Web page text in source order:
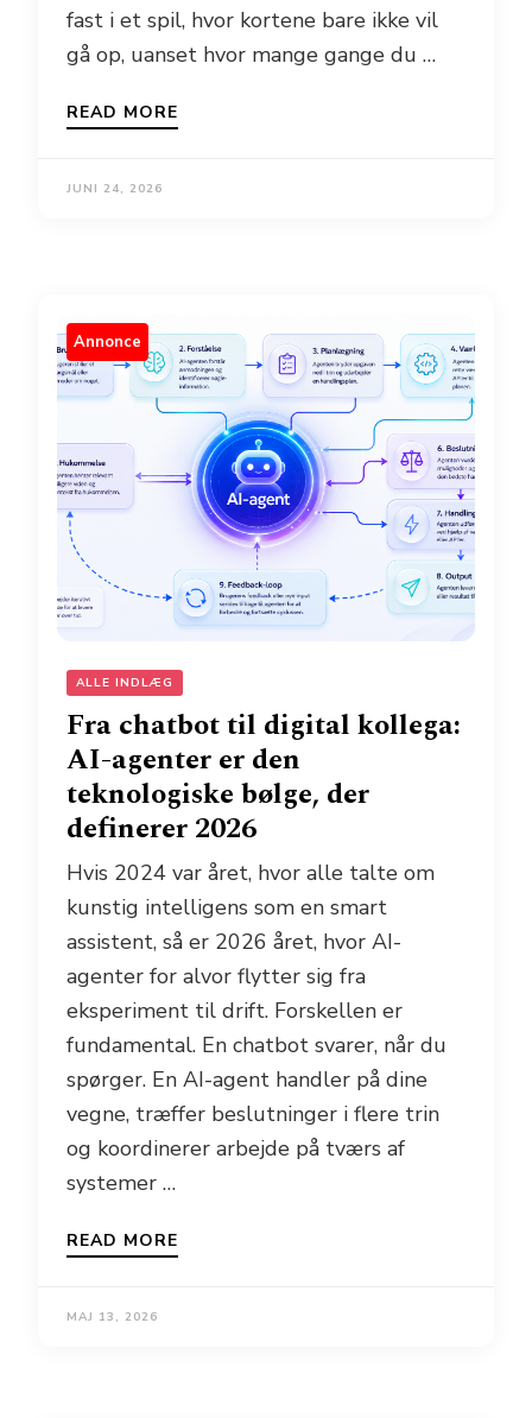
fast i et spil, hvor kortene bare ikke vil
gå op, uanset hvor mange gange du …
READ MORE
JUNI 24, 2026
Annonce
ALLE INDLÆG
Fra chatbot til digital kollega:
AI-agenter er den
teknologiske bølge, der
definerer 2026
Hvis 2024 var året, hvor alle talte om
kunstig intelligens som en smart
assistent, så er 2026 året, hvor AI-
agenter for alvor flytter sig fra
eksperiment til drift. Forskellen er
fundamental. En chatbot svarer, når du
spørger. En AI-agent handler på dine
vegne, træffer beslutninger i flere trin
og koordinerer arbejde på tværs af
systemer …
READ MORE
MAJ 13, 2026